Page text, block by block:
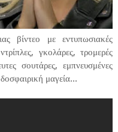
βίντεο με εντυπωσιακές
γκολάρες, τρομερές
σουτάρες, εμπνευσμένες
μαγεία...